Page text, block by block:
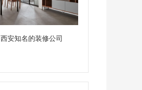
西安知名的装修公司